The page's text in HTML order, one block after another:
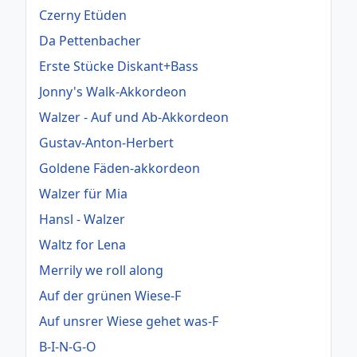
Czerny Etüden
Da Pettenbacher
Erste Stücke Diskant+Bass
Jonny's Walk-Akkordeon
Walzer - Auf und Ab-Akkordeon
Gustav-Anton-Herbert
Goldene Fäden-akkordeon
Walzer für Mia
Hansl - Walzer
Waltz for Lena
Merrily we roll along
Auf der grünen Wiese-F
Auf unsrer Wiese gehet was-F
B-I-N-G-O